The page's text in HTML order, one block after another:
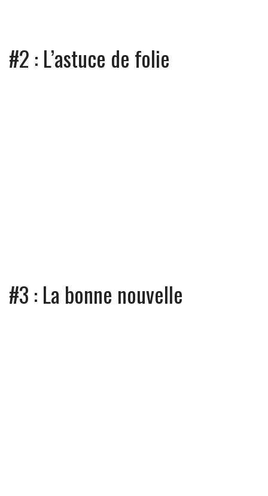
#2 : L’astuce de folie
#3 : La bonne nouvelle